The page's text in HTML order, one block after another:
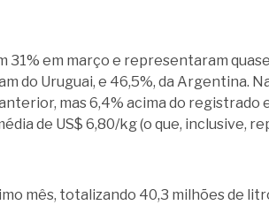
em março e representaram
do Uruguai, e 46,5%, da Argentina.
mas 6,4% acima do registrado
de US$ 6,80/kg (o que, inclusive,
mês, totalizando 40,3 milhões de